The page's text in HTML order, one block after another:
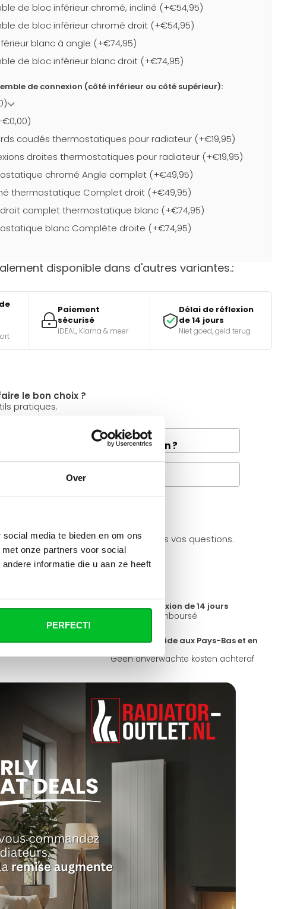
Over
media te bieden en om ons
onze partners voor social
informatie die u aan ze heeft
PERFECT!
de bloc inférieur chromé, incliné (+€54,95)
de bloc inférieur chromé droit (+€54,95)
blanc à angle (+€74,95)
de bloc inférieur blanc droit (+€74,95)
de connexion (côté inférieur ou côté supérieur):
coudés thermostatiques pour radiateur (+€19,95)
droites thermostatiques pour radiateur (+€19,95)
chromé Angle complet (+€49,95)
thermostatique Complet droit (+€49,95)
complet thermostatique blanc (+€74,95)
blanc Complète droite (+€74,95)
disponible dans d'autres variantes.:
Paiement
sécurisé
iDEAL, Klarna & meer
Délai de réflexion
de 14 jours
Niet goed, geld terug
le bon choix ?
pratiques.
Quand la livraison de fret à
est-elle disponible dans votre région ?
Questions fréquentes
vous aider et peut répondre à toutes vos questions.
Délai de réflexion de 14 jours
Pas bon = remboursé
en magasin ?
Livraison rapide aux Pays-Bas et en
Geen onverwachte kosten achteraf